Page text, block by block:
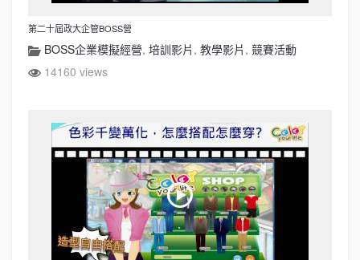
第二十屆政大企管BOSS營
BOSS企業模擬經營, 培訓影片 , 教學影片 , 競賽活動
14160 views